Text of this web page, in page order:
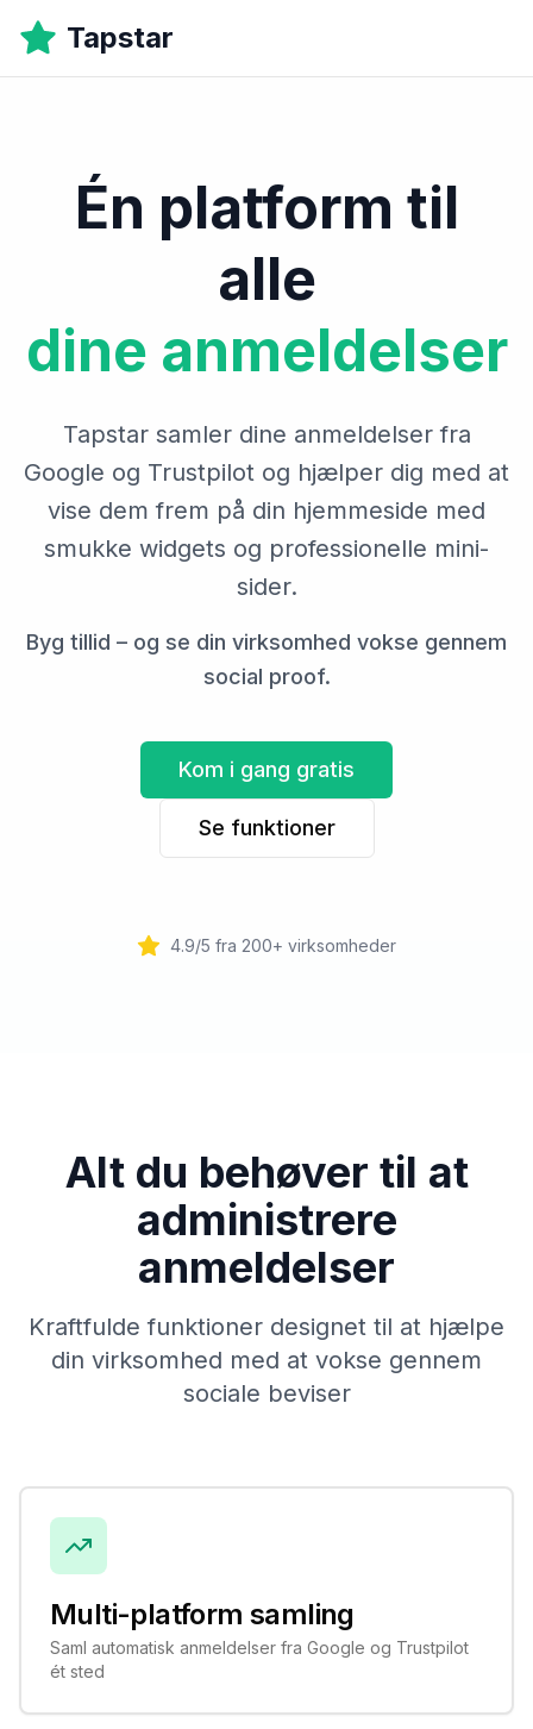
Tapstar
Én platform til
alle
dine anmeldelser
Tapstar samler dine anmeldelser fra
Google og Trustpilot og hjælper dig med at
vise dem frem på din hjemmeside med
smukke widgets og professionelle mini-
sider.
Byg tillid – og se din virksomhed vokse gennem
social proof.
Kom i gang gratis
Se funktioner
4.9/5 fra 200+ virksomheder
Alt du behøver til at
administrere
anmeldelser
Kraftfulde funktioner designet til at hjælpe
din virksomhed med at vokse gennem
sociale beviser
Multi-platform samling
Saml automatisk anmeldelser fra Google og Trustpilot
ét sted